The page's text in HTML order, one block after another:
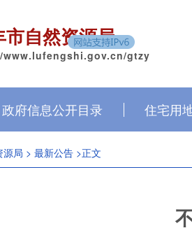
市自然资源局
gtzy
政府信息公开目录 住宅用
源局 > 最新公告 >正文